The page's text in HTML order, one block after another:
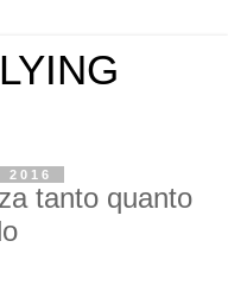
tanto quanto